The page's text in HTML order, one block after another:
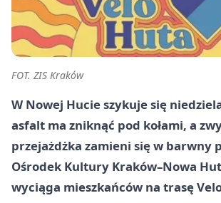
FOT. ZIS Kraków
W Nowej Hucie szykuje się
asfalt ma zniknąć pod kołami, a
przejażdżka zamieni się w barwny
Ośrodek Kultury Kraków–Nowa
wyciąga mieszkańców na trasę